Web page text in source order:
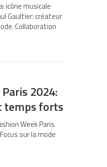
icône musicale
Gaultier: créateur
Collaboration
2024:
temps forts
Week Paris
sur la mode